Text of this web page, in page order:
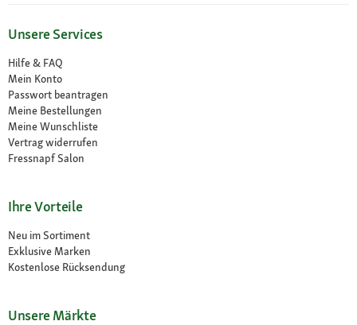
Unsere Services
Hilfe & FAQ
Mein Konto
Passwort beantragen
Meine Bestellungen
Meine Wunschliste
Vertrag widerrufen
Fressnapf Salon
Ihre Vorteile
Neu im Sortiment
Exklusive Marken
Kostenlose Rücksendung
Unsere Märkte